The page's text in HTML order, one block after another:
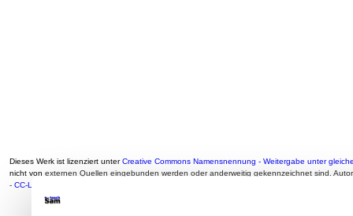
Dieses Werk ist lizenziert unterCreative Commons Namensnennung - Weitergabe unter
nicht von externen Quellen eingebunden werden oder anderweitig gekennzeichnet sind.
- CC-Lizenz